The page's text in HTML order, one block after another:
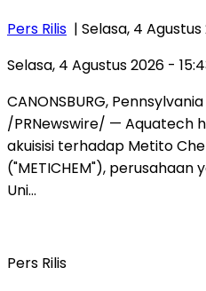
Pers Rilis | Selasa, 4 Agustus
Selasa, 4 Agustus 2026 -
CANONSBURG,
/PRNewswire/ — Aquatech
akuisisi terhadap Metito
("METICHEM"),
Uni…
Pers Rilis